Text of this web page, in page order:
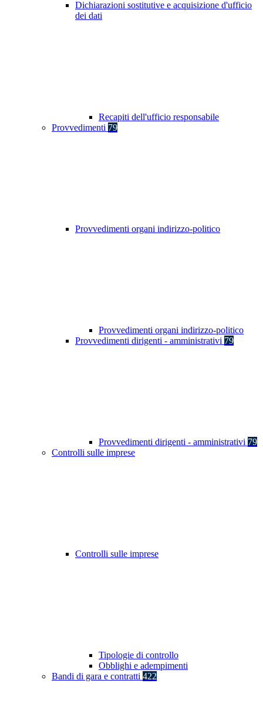
Dichiarazioni sostitutive e acquisizione d'ufficio
dei dati
Recapiti dell'ufficio responsabile
Provvedimenti 79
Provvedimenti organi indirizzo-politico
Provvedimenti organi indirizzo-politico
Provvedimenti dirigenti - amministrativi 79
Provvedimenti dirigenti - amministrativi 79
Controlli sulle imprese
Controlli sulle imprese
Tipologie di controllo
Obblighi e adempimenti
Bandi di gara e contratti 422